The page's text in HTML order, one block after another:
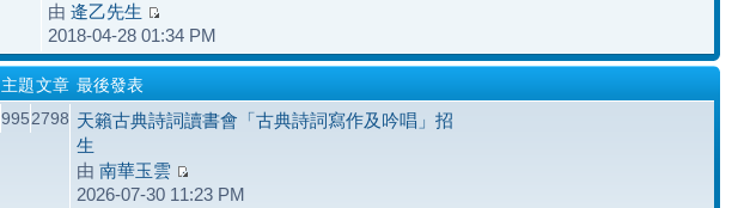
由 逄乙先生
2018-04-28 01:34 PM
主題文章 最後發表
9952798 天籟古典詩詞讀書會「古典詩詞寫作及吟唱」招
生
由 南華玉雲
2026-07-30 11:23 PM